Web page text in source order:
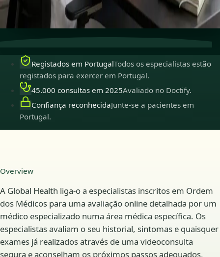
Consultas segurasPrivadas, confidenciais e fáceis de
Registados em PortugalTodos os especialistas estão
registados para exercer em Portugal.
45.000 consultas em 2025Avaliado no Doctify.
Confiança reconhecidaJunte-se a pacientes em
Portugal.
Overview
A Global Health liga-o a especialistas inscritos em Ordem
dos Médicos para uma avaliação online detalhada por um
médico especializado numa área médica específica. Os
especialistas avaliam o seu historial, sintomas e quaisquer
exames já realizados através de uma videoconsulta
segura e aconselham os próximos passos adequados,